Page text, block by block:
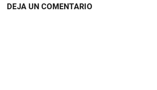
DEJA UN COMENTARIO